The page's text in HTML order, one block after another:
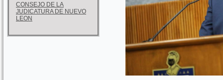
CONSEJO DE LA
JUDICATURA DE NUEVO
LEON